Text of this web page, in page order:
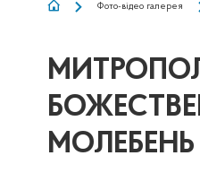
РЯДОК
НАВІҐАЦІЇ
Фото-відео галерея